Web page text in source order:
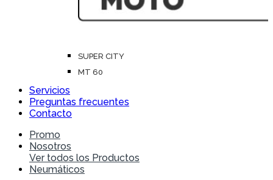
SUPER CITY
MT 60
Servicios
Preguntas frecuentes
Contacto
Promo
Nosotros
Ver todos los Productos
Neumáticos